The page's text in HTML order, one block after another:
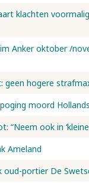
klachten
Anker oktober /
geen hogere
moord
“Neem ook in
Ameland
portier De